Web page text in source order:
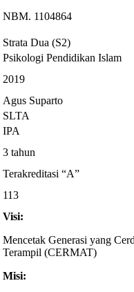
NBM. 1104864
Strata Dua (S2)
Psikologi Pendidikan Islam
2019
Agus Suparto
SLTA
IPA
3 tahun
Terakreditasi “A”
113
Visi:
Mencetak Generasi yang
Terampil (CERMAT)
Misi: